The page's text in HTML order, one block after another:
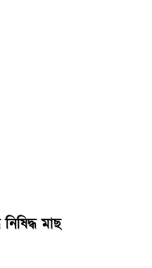
মাছ